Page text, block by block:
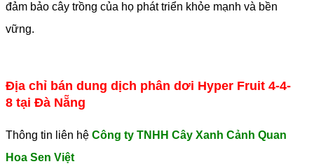
đảm bảo cây trồng của họ phát triển khỏe mạnh và bền
vững.
Địa chỉ bán dung dịch phân dơi Hyper Fruit 4-4-
8 tại Đà Nẵng
Thông tin liên hệ Công ty TNHH Cây Xanh Cảnh Quan
Hoa Sen Việt